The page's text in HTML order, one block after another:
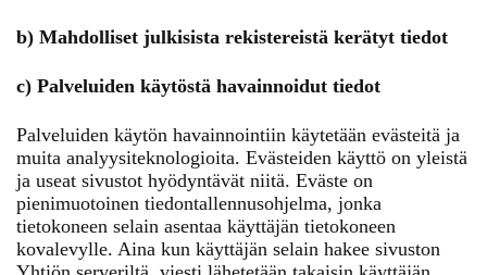
b) Mahdolliset julkisista rekistereistä kerätyt tiedot
c) Palveluiden käytöstä havainnoidut tiedot
Palveluiden käytön havainnointiin käytetään evästeitä ja
muita analyysiteknologioita. Evästeiden käyttö on yleistä
ja useat sivustot hyödyntävät niitä. Eväste on
pienimuotoinen tiedontallennusohjelma, jonka
tietokoneen selain asentaa käyttäjän tietokoneen
kovalevylle. Aina kun käyttäjän selain hakee sivuston